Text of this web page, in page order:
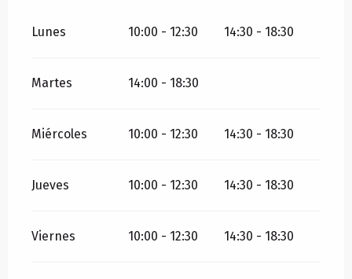
Lunes 10:00 - 12:30 14:30 - 18:30
Martes 14:00 - 18:30
Miércoles 10:00 - 12:30 14:30 - 18:30
Jueves 10:00 - 12:30 14:30 - 18:30
Viernes 10:00 - 12:30 14:30 - 18:30